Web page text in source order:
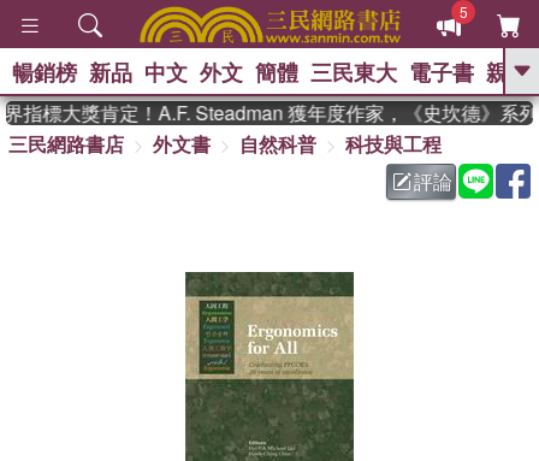
5
GO
熱搜： 東野圭吾 、 高希均教授回憶錄
父親節 、 如果歷
暑期推薦 、 國際布克
偉大的迷走神經
暢銷榜 新品 中文 外文 簡體 三民東大 電子書 親子
指標大獎肯定！A.F. Steadman 獲年度作家，《史坎德》系列
三民網路書店
外文書 自然科普
科技與工程
評論